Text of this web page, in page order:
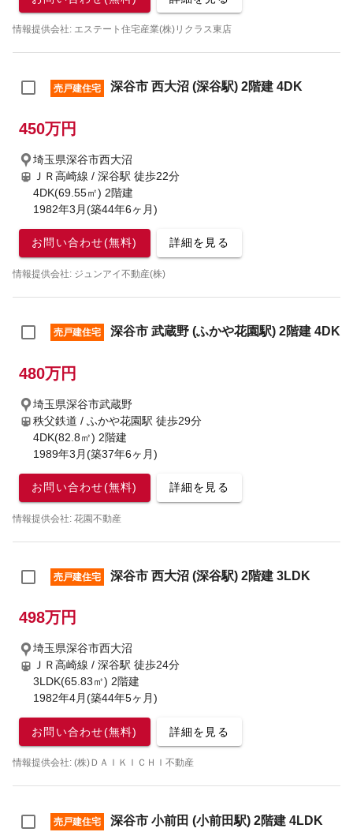
情報提供会社: エステート住宅産業(株)リクラス東店
売戸建住宅 深谷市 西大沼 (深谷駅) 2階建 4DK
450万円
埼玉県深谷市西大沼
ＪＲ高崎線 / 深谷駅 徒歩22分
4DK(69.55㎡) 2階建
1982年3月(築44年6ヶ月)
お問い合わせ(無料) 詳細を見る
情報提供会社: ジュンアイ不動産(株)
売戸建住宅 深谷市 武蔵野 (ふかや花園駅) 2階建 4DK
480万円
埼玉県深谷市武蔵野
秩父鉄道 / ふかや花園駅 徒歩29分
4DK(82.8㎡) 2階建
1989年3月(築37年6ヶ月)
お問い合わせ(無料) 詳細を見る
情報提供会社: 花園不動産
売戸建住宅 深谷市 西大沼 (深谷駅) 2階建 3LDK
498万円
埼玉県深谷市西大沼
ＪＲ高崎線 / 深谷駅 徒歩24分
3LDK(65.83㎡) 2階建
1982年4月(築44年5ヶ月)
お問い合わせ(無料) 詳細を見る
情報提供会社: (株)ＤＡＩＫＩＣＨＩ不動産
売戸建住宅 深谷市 小前田 (小前田駅) 2階建 4LDK